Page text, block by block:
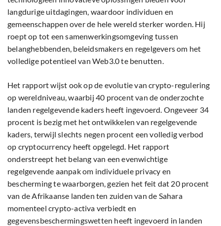
langdurige uitdagingen, waardoor individuen en
gemeenschappen over de hele wereld sterker worden. Hij
roept op tot een samenwerkingsomgeving tussen
belanghebbenden, beleidsmakers en regelgevers om het
volledige potentieel van Web3.0 te benutten.
Het rapport wijst ook op de evolutie van crypto-regulering
op wereldniveau, waarbij 40 procent van de onderzochte
landen regelgevende kaders heeft ingevoerd. Ongeveer 34
procent is bezig met het ontwikkelen van regelgevende
kaders, terwijl slechts negen procent een volledig verbod
op cryptocurrency heeft opgelegd. Het rapport
onderstreept het belang van een evenwichtige
regelgevende aanpak om individuele privacy en
bescherming te waarborgen, gezien het feit dat 20 procent
van de Afrikaanse landen ten zuiden van de Sahara
momenteel crypto-activa verbiedt en
gegevensbeschermingswetten heeft ingevoerd in landen